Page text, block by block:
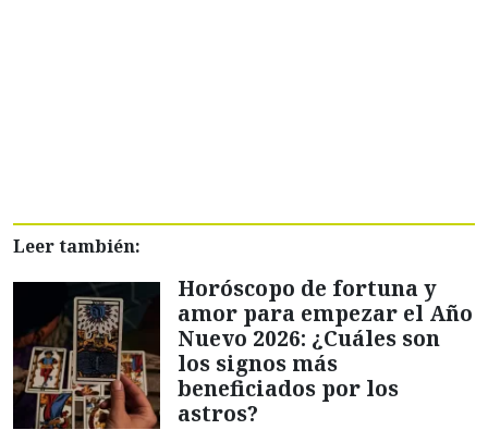
Leer también:
Horóscopo de fortuna y
amor para empezar el Año
Nuevo 2026: ¿Cuáles son
los signos más
beneficiados por los
astros?